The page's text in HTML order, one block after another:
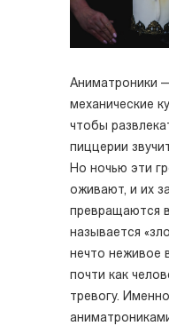
Аниматроники
механические
чтобы
пиццерии
Но ночью эти
оживают, и их
превращаются
называется
нечто неживое
почти как
тревогу.